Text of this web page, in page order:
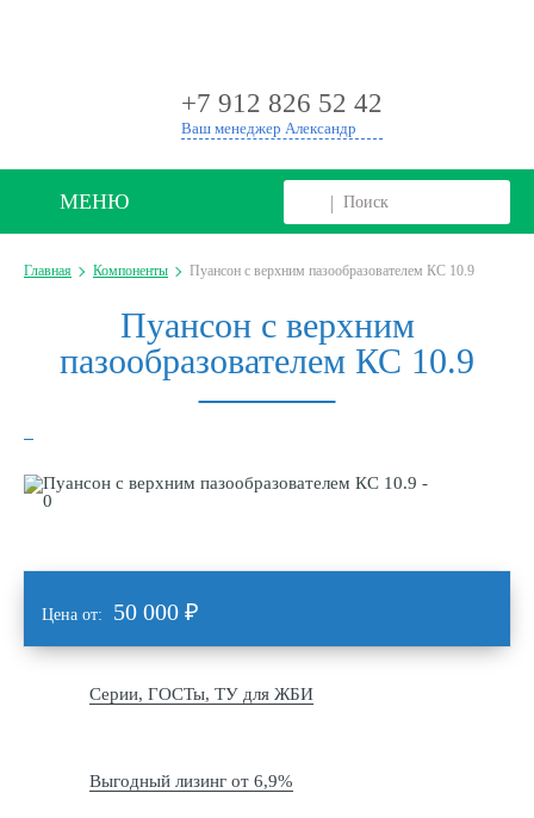
+7 912 826 52 42
Ваш менеджер Александр
МЕНЮ
Главная Компоненты Пуансон с верхним пазообразователем КС 10.9
Пуансон с верхним
пазообразователем КС 10.9
Цена от: 50 000 ₽
Серии, ГОСТы, ТУ для ЖБИ
Выгодный лизинг от 6,9%